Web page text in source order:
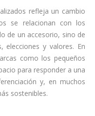
refleja un cambio
se relacionan con los
de un accesorio, sino de
elecciones y valores. En
como los pequeños
para responder a una
y, en muchos
sostenibles.